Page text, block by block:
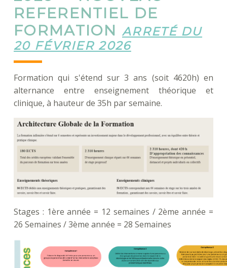
REFERENTIEL DE
FORMATIONARRETÉ DU
20 FÉVRIER 2026
Formation qui s'étend sur 3 ans (soit 4620h) en
alternance entre enseignement théorique et
clinique, à hauteur de 35h par semaine.
Stages : 1ère année = 12 semaines / 2ème année =
26 Semaines / 3ème année = 28 Semaines